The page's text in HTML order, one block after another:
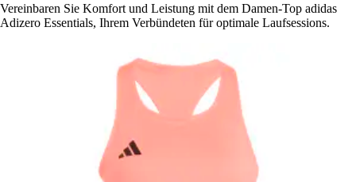
Vereinbaren Sie Komfort und Leistung mit dem Damen-Top adidas
Adizero Essentials, Ihrem Verbündeten für optimale Laufsessions.